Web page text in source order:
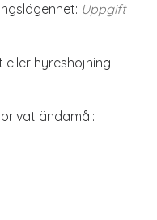
Uppgift
hyreshöjning:
ändamål: